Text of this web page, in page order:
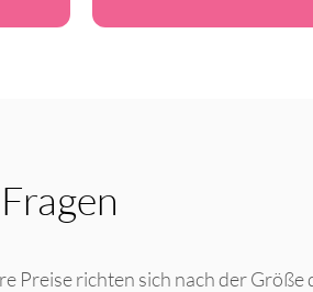
Preise richten sich nach der